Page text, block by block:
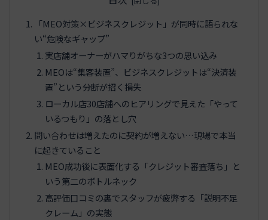
「MEO対策×ビジネスクレジット」が同時に語られな
い“危険なギャップ”
実店舗オーナーがハマりがちな3つの思い込み
MEOは“集客装置”、ビジネスクレジットは“決済装
置”という分断が招く損失
ローカル店30店舗へのヒアリングで見えた「やって
いるつもり」の落とし穴
問い合わせは増えたのに契約が増えない…現場で本当
に起きていること
MEO成功後に表面化する「クレジット審査落ち」と
いう第二のボトルネック
高評価口コミの裏でスタッフが疲弊する「説明不足
クレーム」の実態